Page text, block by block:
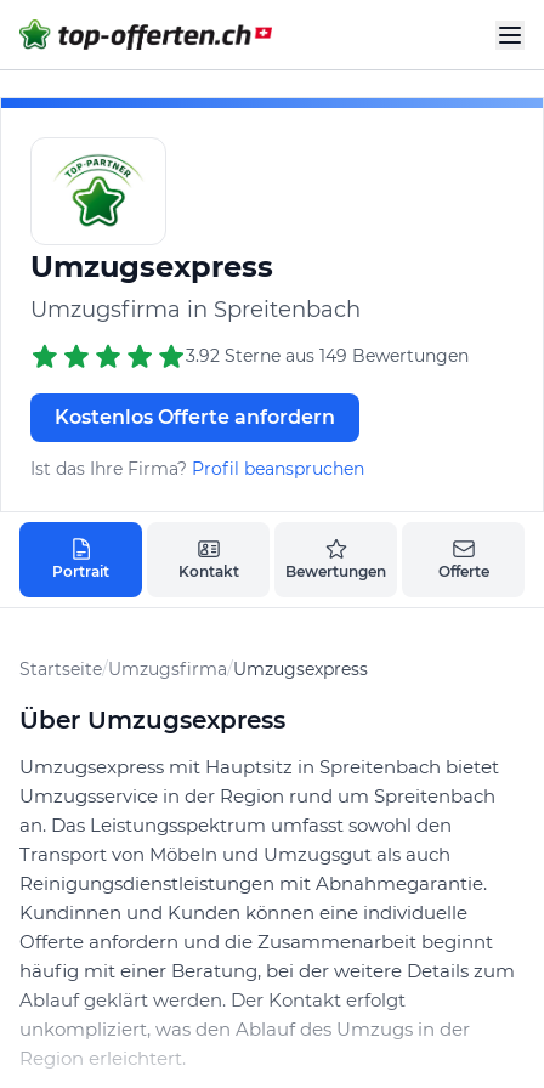
Umzugsexpress
Umzugsfirma in Spreitenbach
3.92 Sterne aus 149 Bewertungen
Kostenlos Offerte anfordern
Ist das Ihre Firma? Profil beanspruchen
Portrait Kontakt Bewertungen Offerte
Startseite/Umzugsfirma/Umzugsexpress
Über Umzugsexpress
Umzugsexpress mit Hauptsitz in Spreitenbach bietet
Umzugsservice in der Region rund um Spreitenbach
an. Das Leistungsspektrum umfasst sowohl den
Transport von Möbeln und Umzugsgut als auch
Reinigungsdienstleistungen mit Abnahmegarantie.
Kundinnen und Kunden können eine individuelle
Offerte anfordern und die Zusammenarbeit beginnt
häufig mit einer Beratung, bei der weitere Details zum
Ablauf geklärt werden. Der Kontakt erfolgt
unkompliziert, was den Ablauf des Umzugs in der
Region erleichtert.